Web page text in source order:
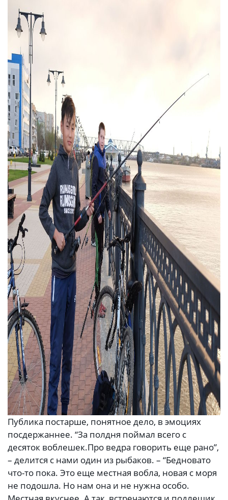
Публика постарше, понятное дело, в эмоциях
посдержаннее. “За полдня поймал всего с
десяток воблешек.Про ведра говорить еще рано”,
– делится с нами один из рыбаков. – “Бедновато
что-то пока. Это еще местная вобла, новая с моря
не подошла. Но нам она и не нужна особо.